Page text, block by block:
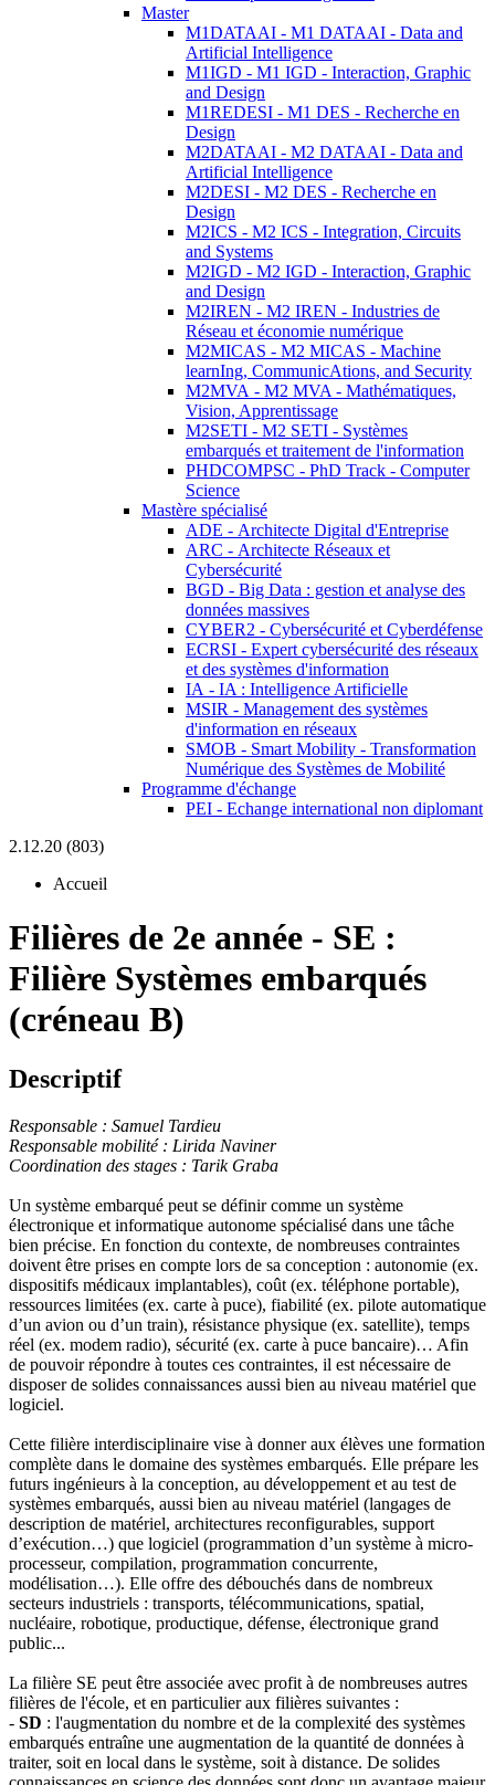
Master
M1DATAAI - M1 DATAAI - Data and
Artificial Intelligence
M1IGD - M1 IGD - Interaction, Graphic
and Design
M1REDESI - M1 DES - Recherche en
Design
M2DATAAI - M2 DATAAI - Data and
Artificial Intelligence
M2DESI - M2 DES - Recherche en
Design
M2ICS - M2 ICS - Integration, Circuits
and Systems
M2IGD - M2 IGD - Interaction, Graphic
and Design
M2IREN - M2 IREN - Industries de
Réseau et économie numérique
M2MICAS - M2 MICAS - Machine
learnIng, CommunicAtions, and Security
M2MVA - M2 MVA - Mathématiques,
Vision, Apprentissage
M2SETI - M2 SETI - Systèmes
embarqués et traitement de l'information
PHDCOMPSC - PhD Track - Computer
Science
Mastère spécialisé
ADE - Architecte Digital d'Entreprise
ARC - Architecte Réseaux et
Cybersécurité
BGD - Big Data : gestion et analyse des
données massives
CYBER2 - Cybersécurité et Cyberdéfense
ECRSI - Expert cybersécurité des réseaux
et des systèmes d'information
IA - IA : Intelligence Artificielle
MSIR - Management des systèmes
d'information en réseaux
SMOB - Smart Mobility - Transformation
Numérique des Systèmes de Mobilité
Programme d'échange
PEI - Echange international non diplomant
2.12.20 (803)
Accueil
Filières de 2e année - SE :
Filière Systèmes embarqués
(créneau B)
Descriptif
Responsable : Samuel Tardieu
Responsable mobilité : Lirida Naviner
Coordination des stages : Tarik Graba
Un système embarqué peut se définir comme un système
électronique et informatique autonome spécialisé dans une tâche
bien précise. En fonction du contexte, de nombreuses contraintes
doivent être prises en compte lors de sa conception : autonomie (ex.
dispositifs médicaux implantables), coût (ex. téléphone portable),
ressources limitées (ex. carte à puce), fiabilité (ex. pilote automatique
d’un avion ou d’un train), résistance physique (ex. satellite), temps
réel (ex. modem radio), sécurité (ex. carte à puce bancaire)… Afin
de pouvoir répondre à toutes ces contraintes, il est nécessaire de
disposer de solides connaissances aussi bien au niveau matériel que
logiciel.
Cette filière interdisciplinaire vise à donner aux élèves une formation
complète dans le domaine des systèmes embarqués. Elle prépare les
futurs ingénieurs à la conception, au développement et au test de
systèmes embarqués, aussi bien au niveau matériel (langages de
description de matériel, architectures reconfigurables, support
d’exécution…) que logiciel (programmation d’un système à micro-
processeur, compilation, programmation concurrente,
modélisation…). Elle offre des débouchés dans de nombreux
secteurs industriels : transports, télécommunications, spatial,
nucléaire, robotique, productique, défense, électronique grand
public...
La filière SE peut être associée avec profit à de nombreuses autres
filières de l'école, et en particulier aux filières suivantes :
- SD : l'augmentation du nombre et de la complexité des systèmes
embarqués entraîne une augmentation de la quantité de données à
traiter, soit en local dans le système, soit à distance. De solides